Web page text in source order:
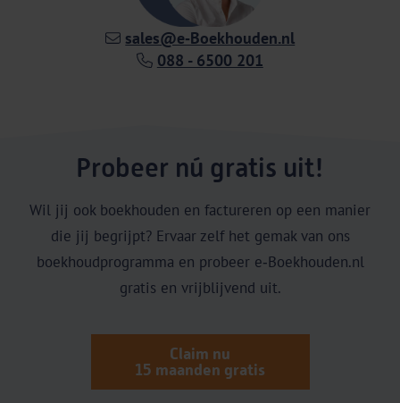
sales@e‑Boekhouden.nl
088 - 6500 201
Probeer nú gratis uit!
Wil jij ook boekhouden en factureren op een manier
die jij begrijpt? Ervaar zelf het gemak van ons
boekhoudprogramma en probeer e‑Boekhouden.nl
gratis en vrijblijvend uit.
Claim nu
15 maanden gratis